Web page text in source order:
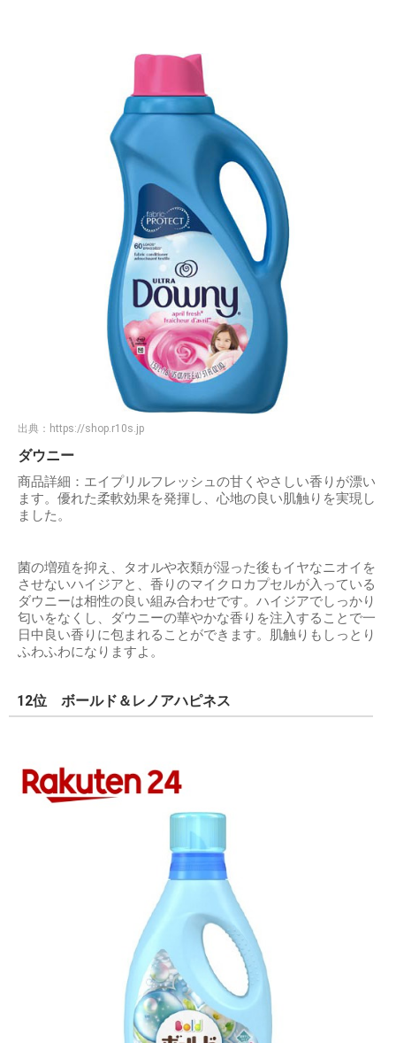
出典： https://shop.r10s.jp
ダウニー
商品詳細：エイプリルフレッシュの甘くやさしい香りが漂い
ます。優れた柔軟効果を発揮し、心地の良い肌触りを実現し
ました。
菌の増殖を抑え、タオルや衣類が湿った後もイヤなニオイを
させないハイジアと、香りのマイクロカプセルが入っている
ダウニーは相性の良い組み合わせです。ハイジアでしっかり
匂いをなくし、ダウニーの華やかな香りを注入することで一
日中良い香りに包まれることができます。肌触りもしっとり
ふわふわになりますよ。
12位 ボールド＆レノアハピネス